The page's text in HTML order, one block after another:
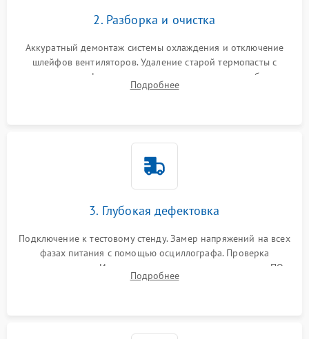
2. Разборка и очистка
Аккуратный демонтаж системы охлаждения и отключение
шлейфов вентиляторов. Удаление старой термопасты с
кристалла графического чипа и термопрокладок с банок
памяти и зоны VRM. Очистка платы от пыли и окислов.
Подробнее
3. Глубокая дефектовка
Подключение к тестовому стенду. Замер напряжений на всех
фазах питания с помощью осциллографа. Проверка
инициализации. Использование специализированного ПО
MATS
Подробнее